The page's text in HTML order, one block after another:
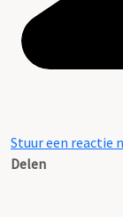
Stuur een reactie
Delen